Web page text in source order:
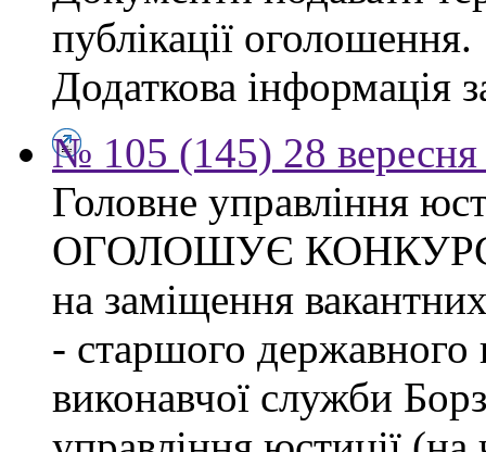
публікації оголошення.
Додаткова інформація
№ 105 (145) 28 вересня
Головне управління
ОГОЛОШУЄ
на заміщення
- старшого державного
виконавчої служби